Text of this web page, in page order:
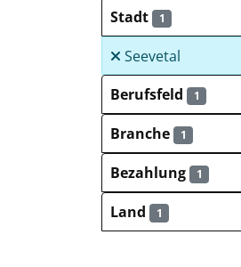
Stadt 1
Seevetal
Berufsfeld
1
Branche 1
Bezahlung 1
Land 1